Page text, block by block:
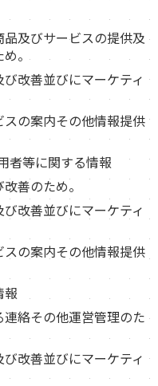
及びサービスの提供及
め。
改善並びにマーケティ
の案内その他情報提供
等に関する情報
善のため。
改善並びにマーケティ
の案内その他情報提供
報
絡その他運営管理のた
改善並びにマーケティ